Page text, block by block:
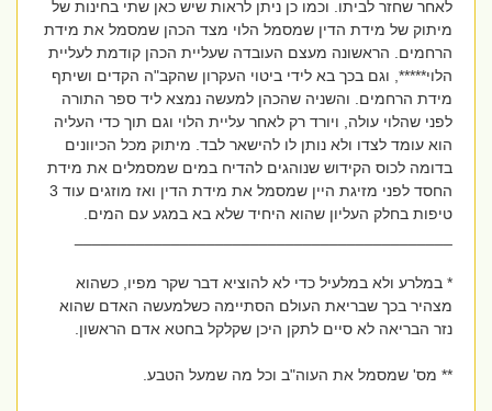
לאחר שחזר לביתו. וכמו כן ניתן לראות שיש כאן שתי בחינות של
מיתוק של מידת הדין שמסמל הלוי מצד הכהן שמסמל את מידת
הרחמים. הראשונה מעצם העובדה שעליית הכהן קודמת לעליית
הלוי*****, וגם בכך בא לידי ביטוי העקרון שהקב"ה הקדים ושיתף
מידת הרחמים. והשניה שהכהן למעשה נמצא ליד ספר התורה
לפני שהלוי עולה, ויורד רק לאחר עליית הלוי וגם תוך כדי העליה
הוא עומד לצדו ולא נותן לו להישאר לבד. מיתוק מכל הכיוונים
בדומה לכוס הקידוש שנוהגים להדיח במים שמסמלים את מידת
החסד לפני מזיגת היין שמסמל את מידת הדין ואז מוזגים עוד 3
טיפות בחלק העליון שהוא היחיד שלא בא במגע עם המים.
* במלרע ולא במלעיל כדי לא להוציא דבר שקר מפיו, כשהוא
מצהיר בכך שבריאת העולם הסתיימה כשלמעשה האדם שהוא
נזר הבריאה לא סיים לתקן היכן שקלקל בחטא אדם הראשון.
** מס' שמסמל את העוה"ב וכל מה שמעל הטבע.